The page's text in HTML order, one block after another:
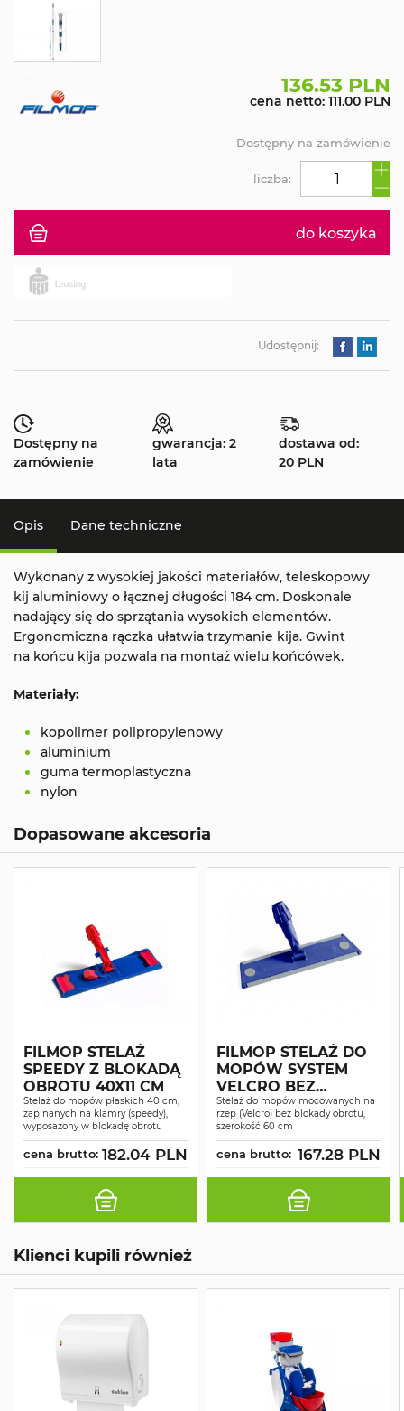
136.53 PLN
cena netto: 111.00 PLN
do koszyka
liczba:
Dostępny na zamówienie
Udostępnij:
Dostępny na
zamówienie
gwarancja: 2
lata
dostawa od:
20 PLN
Opis Dane techniczne
Wykonany z wysokiej jakości materiałów, teleskopowy
kij aluminiowy o łącznej długości 184 cm. Doskonale
nadający się do sprzątania wysokich elementów.
Ergonomiczna rączka ułatwia trzymanie kija. Gwint
na końcu kija pozwala na montaż wielu końcówek.
Materiały:
kopolimer polipropylenowy
aluminium
guma termoplastyczna
nylon
Dopasowane akcesoria
FILMOP STELAŻ
SPEEDY Z BLOKADĄ
OBROTU 40X11 CM
Stelaż do mopów płaskich 40 cm,
zapinanych na klamry (speedy),
wyposażony w blokadę obrotu
cena brutto: 182.04 PLN
FILMOP STELAŻ DO
MOPÓW SYSTEM
VELCRO BEZ
BLOKADY OBROTU
60CM
Stelaż do mopów mocowanych na
rzep (Velcro) bez blokady obrotu,
szerokość 60 cm
cena brutto: 167.28 PLN
Klienci kupili również